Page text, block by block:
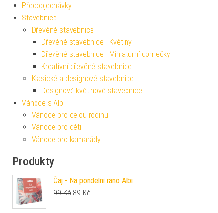
Předobjednávky
Stavebnice
Dřevěné stavebnice
Dřevěné stavebnice - Květiny
Dřevěné stavebnice - Miniaturní domečky
Kreativní dřevěné stavebnice
Klasické a designové stavebnice
Designové květinové stavebnice
Vánoce s Albi
Vánoce pro celou rodinu
Vánoce pro děti
Vánoce pro kamarády
Produkty
Čaj - Na pondělní ráno Albi
99Kč Původní cena byla: 99 Kč.
89 Kč